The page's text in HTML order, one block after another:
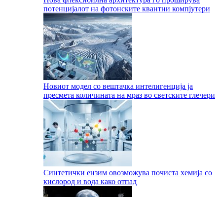
потенцијалот на фотонските квантни компјутери
Новиот модел со вештачка интелигенција ја
пресмета количината на мраз во светските глечери
Синтетички ензим овозможува почиста хемија со
кислород и вода како отпад